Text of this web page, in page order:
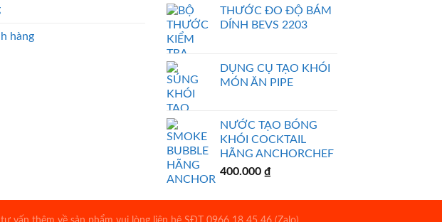
hàng
THƯỚC ĐO ĐỘ BÁM
DÍNH BEVS 2203
DỤNG CỤ TẠO KHÓI
MÓN ĂN PIPE
NƯỚC TẠO BÓNG
KHÓI COCKTAIL
HÃNG ANCHORCHEF
400.000 ₫